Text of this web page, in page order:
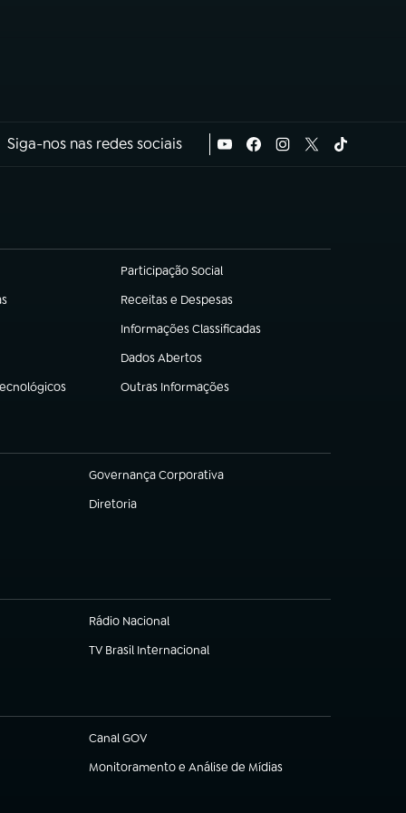
Siga-nos nas redes sociais
Participação Social
(abre em nova aba)
Receitas e Despesas
(abre em nova aba)
Informações Classificadas
(abre em nova aba)
Dados Abertos
(abre em nova aba)
Outras Informações
(abre em nova aba)
Governança Corporativa
(abre em nova aba)
Diretoria
(abre em nova aba)
Rádio Nacional
(abre em nova aba)
TV Brasil Internacional
(abre em nova aba)
Canal GOV
(abre em nova aba)
Monitoramento e Análise de Mídias
(abre em nova aba)